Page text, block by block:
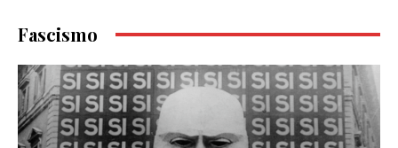
Fascismo